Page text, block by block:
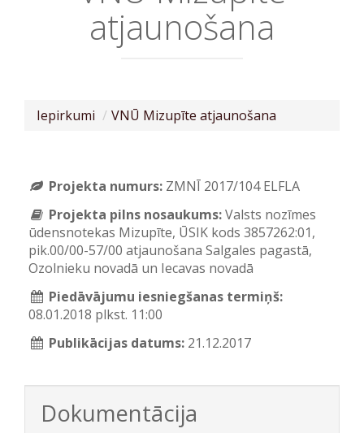
atjaunošana
Iepirkumi VNŪ Mizupīte atjaunošana
Projekta numurs: ZMNĪ 2017/104 ELFLA
Projekta pilns nosaukums:Valsts nozīmes
ūdensnotekas Mizupīte, ŪSIK kods 3857262:01,
pik.00/00-57/00 atjaunošana Salgales pagastā,
Ozolnieku novadā un Iecavas novadā
Piedāvājumu iesniegšanas termiņš:
08.01.2018 plkst. 11:00
Publikācijas datums: 21.12.2017
Dokumentācija